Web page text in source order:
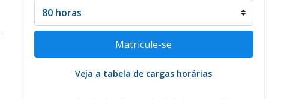
Veja a tabela de cargas horárias